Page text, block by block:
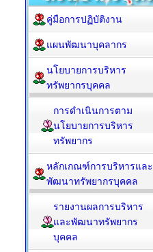
คู่มือการปฏิบัติงาน
แผนพัฒนาบุคลากร
นโยบายการบริหาร
ทรัพยากรบุคคล
การดำเนินการตาม
นโยบายการบริหาร
ทรัพยากร
หลักเกณฑ์การบริหารและ
พัฒนาทรัพยากรบุคคล
รายงานผลการบริหาร
และพัฒนาทรัพยากร
บุคคล